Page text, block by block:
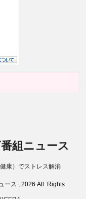
組ニュース
康）でストレス解消
ース , 2026 All Rights